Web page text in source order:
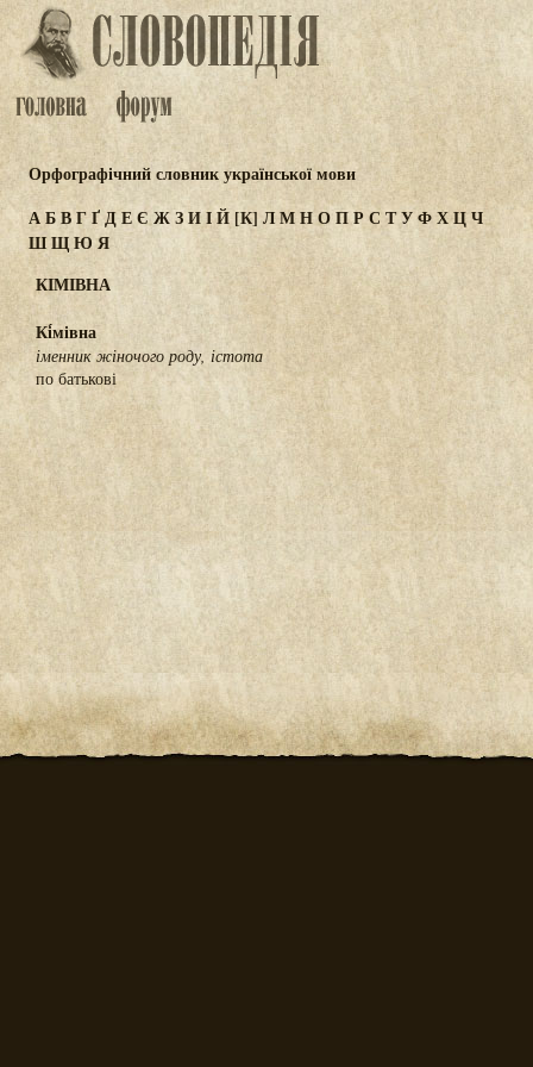
Орфографічний словник української мови
АБВГҐДЕЄ ЖЗИІЙ [К] ЛМНОПР СТУФХЦЧ
ШЩЮЯ
КІМІВНА
Кі́мівна
іменник жіночого роду, істота
по батькові